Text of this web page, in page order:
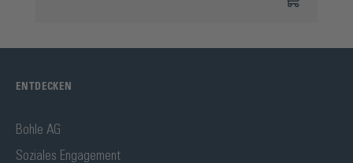
ENTDECKEN
Bohle AG
Soziales Engagement